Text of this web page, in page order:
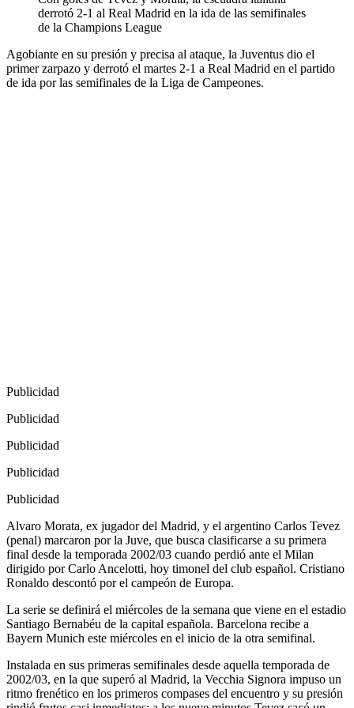
derrotó 2-1 al Real Madrid en la ida de las semifinales
de la Champions League
Agobiante en su presión y precisa al ataque, la Juventus dio el
primer zarpazo y derrotó el martes 2-1 a Real Madrid en el partido
de ida por las semifinales de la Liga de Campeones.
Publicidad
Publicidad
Publicidad
Publicidad
Publicidad
Alvaro Morata, ex jugador del Madrid, y el argentino Carlos Tevez
(penal) marcaron por la Juve, que busca clasificarse a su primera
final desde la temporada 2002/03 cuando perdió ante el Milan
dirigido por Carlo Ancelotti, hoy timonel del club español. Cristiano
Ronaldo descontó por el campeón de Europa.
La serie se definirá el miércoles de la semana que viene en el estadio
Santiago Bernabéu de la capital española. Barcelona recibe a
Bayern Munich este miércoles en el inicio de la otra semifinal.
Instalada en sus primeras semifinales desde aquella temporada de
2002/03, en la que superó al Madrid, la Vecchia Signora impuso un
ritmo frenético en los primeros compases del encuentro y su presión